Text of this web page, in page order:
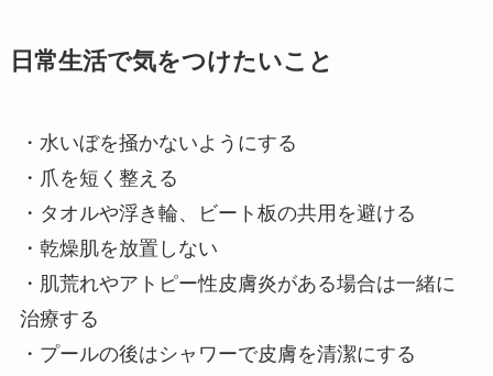
日常生活で気をつけたいこと
・水いぼを掻かないようにする
・爪を短く整える
・タオルや浮き輪、ビート板の共用を避ける
・乾燥肌を放置しない
・肌荒れやアトピー性皮膚炎がある場合は一緒に
治療する
・プールの後はシャワーで皮膚を清潔にする